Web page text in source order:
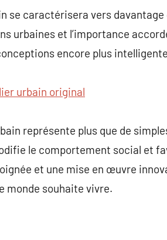
se caractérisera vers
urbaines et l’importance
encore plus
urbain original
représente plus que de
le comportement social et
et une mise en œuvre
monde souhaite vivre.